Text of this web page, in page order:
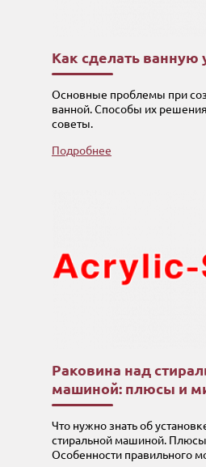
Как сделать ванную
Основные проблемы при
ванной. Способы их
советы.
Подробнее
Раковина над
машиной: плюсы и
Что нужно знать об
стиральной машиной.
Особенности правильного